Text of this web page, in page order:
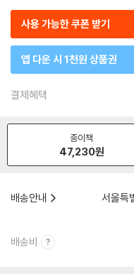
사용 가능한 쿠폰 받기
앱 다운 시 1천원 상품권
결제혜택
종이책
47,230원
배송안내
서울특
배송비